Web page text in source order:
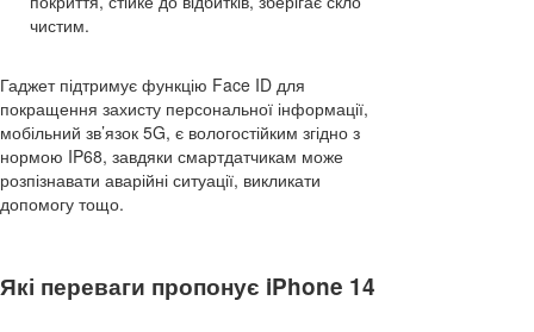
чистим.
Гаджет підтримує функцію Face ID для
покращення захисту персональної інформації,
мобільний зв’язок 5G, є вологостійким згідно з
нормою IP68, завдяки смартдатчикам може
розпізнавати аварійні ситуації, викликати
допомогу тощо.
Які переваги пропонує iPhone 14